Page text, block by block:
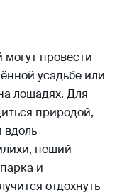
могут провести
усадьбе или
лошадях. Для
природой,
вдоль
пеший
и
отдохнуть